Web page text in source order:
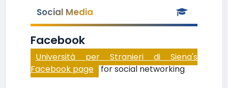
Social Media
Facebook
Università per Stranieri di Siena's
Facebook page for social networking